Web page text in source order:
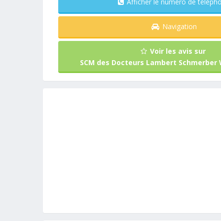
Navigation
Voir les avis sur
SCM des Docteurs Lambert Schmerber